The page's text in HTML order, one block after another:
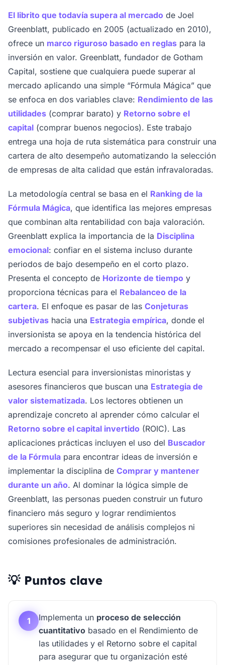
El librito que todavía supera al mercado de Joel
Greenblatt, publicado en 2005 (actualizado en 2010),
ofrece un marco riguroso basado en reglas para la
inversión en valor. Greenblatt, fundador de Gotham
Capital, sostiene que cualquiera puede superar al
mercado aplicando una simple “Fórmula Mágica” que
se enfoca en dos variables clave: Rendimiento de las
utilidades (comprar barato) y Retorno sobre el
capital (comprar buenos negocios). Este trabajo
entrega una hoja de ruta sistemática para construir una
cartera de alto desempeño automatizando la selección
de empresas de alta calidad que están infravaloradas.
La metodología central se basa en el Ranking de la
Fórmula Mágica, que identifica las mejores empresas
que combinan alta rentabilidad con baja valoración.
Greenblatt explica la importancia de la Disciplina
emocional: confiar en el sistema incluso durante
periodos de bajo desempeño en el corto plazo.
Presenta el concepto de Horizonte de tiempo y
proporciona técnicas para el Rebalanceo de la
cartera. El enfoque es pasar de las Conjeturas
subjetivas hacia una Estrategia empírica, donde el
inversionista se apoya en la tendencia histórica del
mercado a recompensar el uso eficiente del capital.
Lectura esencial para inversionistas minoristas y
asesores financieros que buscan una Estrategia de
valor sistematizada. Los lectores obtienen un
aprendizaje concreto al aprender cómo calcular el
Retorno sobre el capital invertido (ROIC). Las
aplicaciones prácticas incluyen el uso del Buscador
de la Fórmula para encontrar ideas de inversión e
implementar la disciplina de Comprar y mantener
durante un año. Al dominar la lógica simple de
Greenblatt, las personas pueden construir un futuro
financiero más seguro y lograr rendimientos
superiores sin necesidad de análisis complejos ni
comisiones profesionales de administración.
💡 Puntos clave
1 Implementa un proceso de selección
cuantitativo basado en el Rendimiento de
las utilidades y el Retorno sobre el capital
para asegurar que tu organización esté